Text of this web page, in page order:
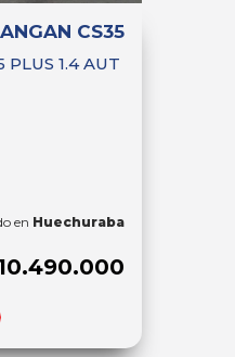
CS35
PLUS 1.4 AUT
en Huechuraba